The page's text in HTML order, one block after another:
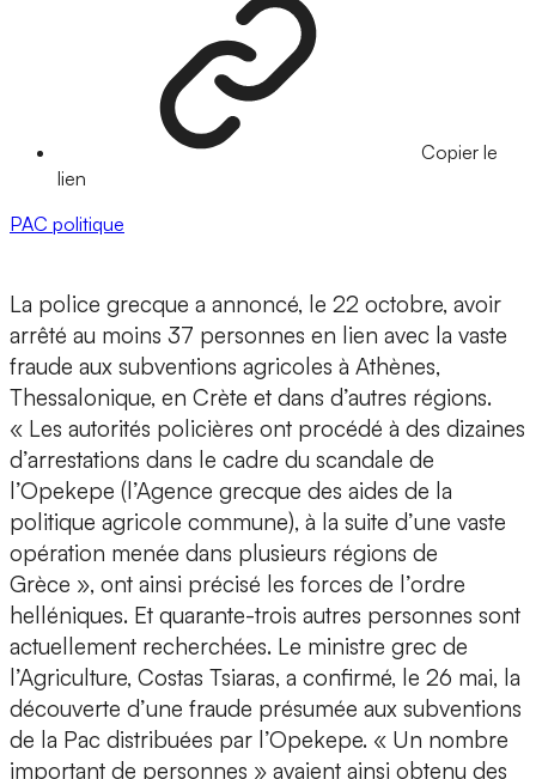
Copier le
lien
PAC politique
La police grecque a annoncé, le 22 octobre, avoir
arrêté au moins 37 personnes en lien avec la vaste
fraude aux subventions agricoles à Athènes,
Thessalonique, en Crète et dans d’autres régions.
« Les autorités policières ont procédé à des dizaines
d’arrestations dans le cadre du scandale de
l’Opekepe (l’Agence grecque des aides de la
politique agricole commune), à la suite d’une vaste
opération menée dans plusieurs régions de
Grèce », ont ainsi précisé les forces de l’ordre
helléniques. Et quarante-trois autres personnes sont
actuellement recherchées. Le ministre grec de
l’Agriculture, Costas Tsiaras, a confirmé, le 26 mai, la
découverte d’une fraude présumée aux subventions
de la Pac distribuées par l’Opekepe. « Un nombre
important de personnes » avaient ainsi obtenu des